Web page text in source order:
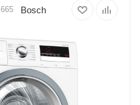
665 Bosch